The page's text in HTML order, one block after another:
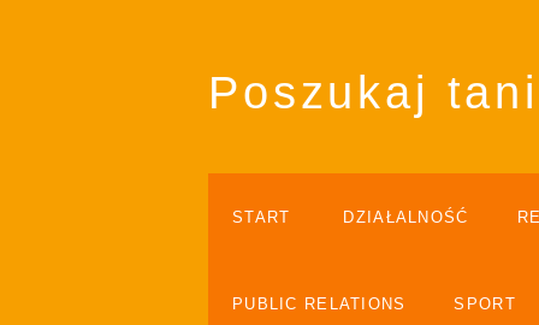
Poszukaj
START DZIAŁALNOŚĆ
PUBLIC RELATIONS SPORT